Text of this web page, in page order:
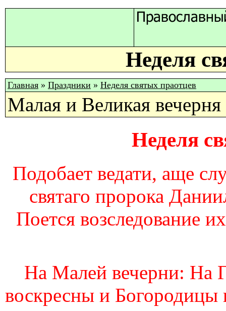
Неделя
Главная » Праздники » Неделя святых праотцев
Малая и Великая вечерня
Неделя
Подобает ведати, аще
святаго пророка
Поется возследование
На Малей вечерни: На
воскресны и